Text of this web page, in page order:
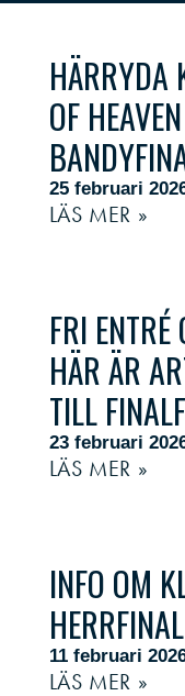
HÄRRYDA
OF
25 februari
LÄS MER »
FRI
HÄR ÄR
TILL
23 februari
LÄS MER »
INFO OM
11 februari
LÄS MER »